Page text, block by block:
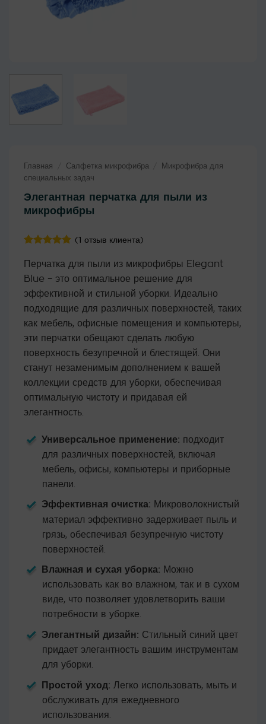
Главная Салфетка микрофибра
Микрофибра для
специальных задач
Элегантная перчатка для пыли из
микрофибры
из 5 на
опроса
пользователя
(1 отзыв клиента)
Перчатка для пыли из микрофибры Elegant
Blue – это оптимальное решение для
эффективной и стильной уборки. Идеально
подходящие для различных поверхностей, таких
как мебель, офисные помещения и компьютеры,
эти перчатки обещают сделать любую
поверхность безупречной и блестящей. Они
станут незаменимым дополнением к вашей
коллекции средств для уборки, обеспечивая
оптимальную чистоту и придавая ей
элегантность.
Универсальное применение: подходит
для различных поверхностей, включая
мебель, офисы, компьютеры и приборные
панели.
Эффективная очистка: Микроволокнистый
материал эффективно задерживает пыль и
грязь, обеспечивая безупречную чистоту
поверхностей.
Влажная и сухая уборка: Можно
использовать как во влажном, так и в сухом
виде, что позволяет удовлетворить ваши
потребности в уборке.
Элегантный дизайн: Стильный синий цвет
придает элегантность вашим инструментам
для уборки.
Простой уход: Легко использовать, мыть и
обслуживать для ежедневного
использования.